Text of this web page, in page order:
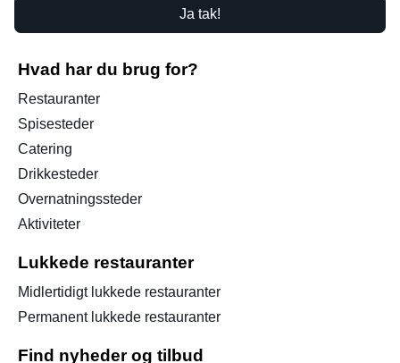
Ja tak!
Hvad har du brug for?
Restauranter
Spisesteder
Catering
Drikkesteder
Overnatningssteder
Aktiviteter
Lukkede restauranter
Midlertidigt lukkede restauranter
Permanent lukkede restauranter
Find nyheder og tilbud